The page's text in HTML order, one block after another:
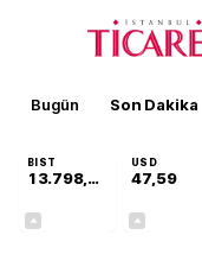
Bugün Son Dakika
BIST
13.798,82
USD
47,59